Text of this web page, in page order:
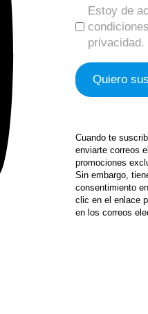
Estoy de
privacidad.
Cuando te
enviarte correos
promociones
Sin embargo,
consentimiento
clic en el enlace
en los correos